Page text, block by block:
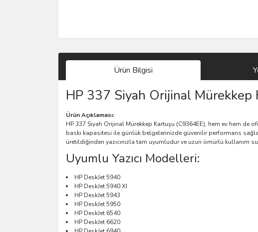
Ürün Bilgisi
HP 337 Siyah Orijinal Mürekkep
Ürün Açıklaması:
HP 337 Siyah Orijinal Mürekkep Kartuşu (C9364EE), hem ev hem de
baskı kapasitesi ile günlük belgelerinizde güvenilir performans
üretildiğinden yazıcınızla tam uyumludur ve uzun ömürlü kullanım
Uyumlu Yazıcı Modelleri:
HP DeskJet 5940
HP DeskJet 5940 XI
HP DeskJet 5943
HP DeskJet 5950
HP DeskJet 6540
HP DeskJet 6620